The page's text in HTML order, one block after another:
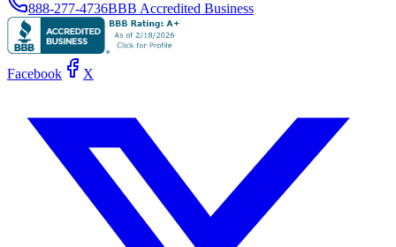
888-277-4736BBB Accredited Business
Facebook X